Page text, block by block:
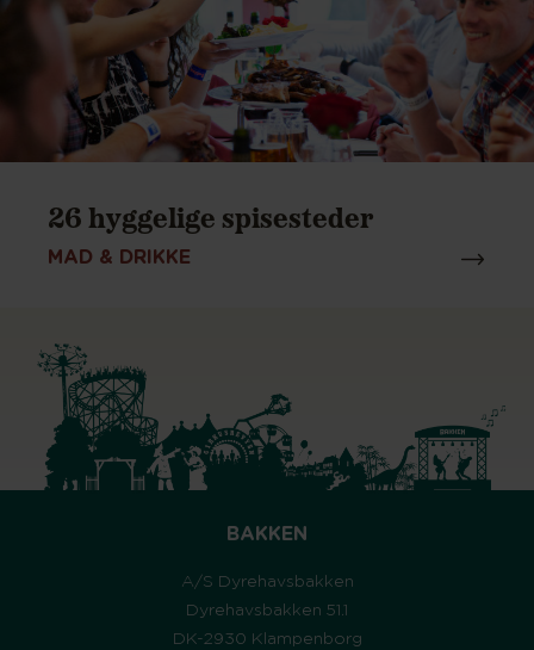
26 hyggelige spisesteder
MAD & DRIKKE
BAKKEN
A/S Dyrehavsbakken
Dyrehavsbakken 51.1
DK-2930 Klampenborg